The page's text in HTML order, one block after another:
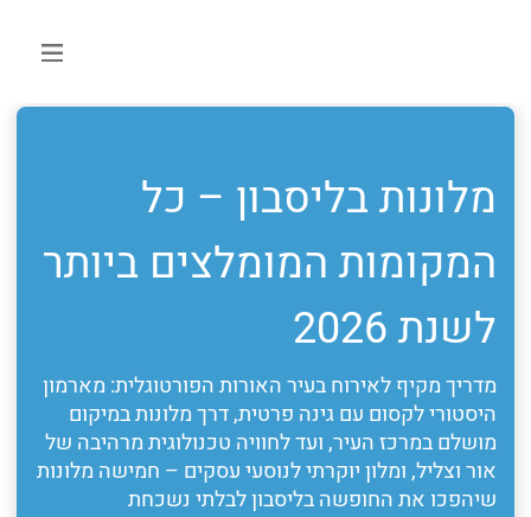
מלונות בליסבון – כל
המקומות המומלצים ביותר
לשנת 2026
מדריך מקיף לאירוח בעיר האורות הפורטוגלית: מארמון
היסטורי לקסום עם גינה פרטית, דרך מלונות במיקום
מושלם במרכז העיר, ועד לחוויה טכנולוגית מרהיבה של
אור וצליל, ומלון יוקרתי לנוסעי עסקים – חמישה מלונות
שיהפכו את החופשה בליסבון לבלתי נשכחת